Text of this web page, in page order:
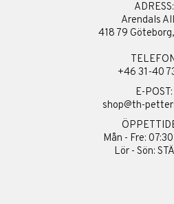
ADRESS:
Arendals
418 79
+46 31-40
E-POST:
shop@th-
Mån - Fre:
Lör - Sön: